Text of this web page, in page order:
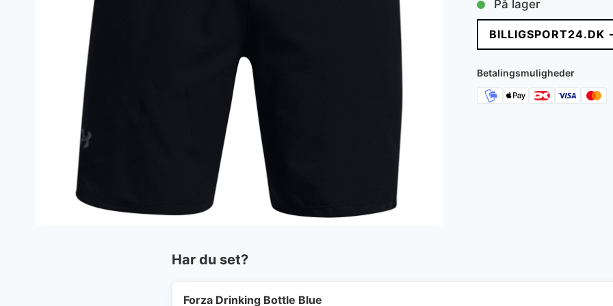
pris
var:
349 kr..
pris
er:
På lager
BILLIGSPORT24.DK
Betalingsmuligheder
Har du set?
Forza Drinking Bottle Blue